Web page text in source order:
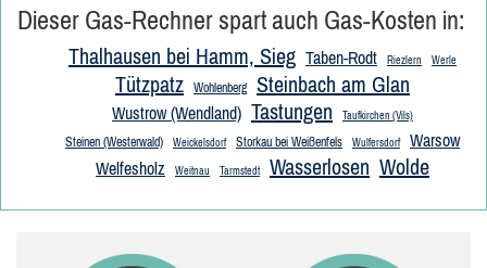
Dieser Gas-Rechner spart auch Gas-Kosten in:
Thalhausen bei Hamm, Sieg Taben-Rodt Riezlern Werle
Tützpatz Wohlenberg Steinbach am Glan
Wustrow (Wendland) Tastungen Taufkirchen (Vils)
Steinen (Westerwald) Weickelsdorf Storkau bei Weißenfels Wulfersdorf
Warsow
Welfesholz
Weitnau Tarmstedt Wasserlosen Wolde